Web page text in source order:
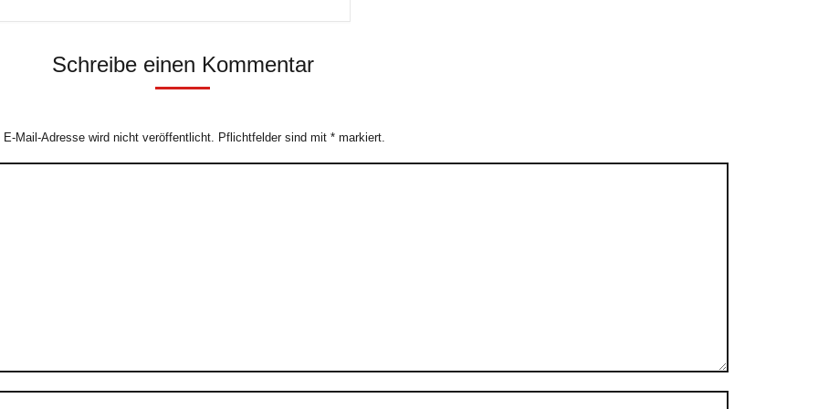
Schreibe einen Kommentar
E-Mail-Adresse wird nicht veröffentlicht. Pflichtfelder sind mit * markiert.